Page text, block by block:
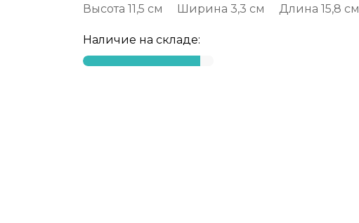
Высота 11,5 см Ширина 3,3 см Длина 15,8 см
Наличие на складе: